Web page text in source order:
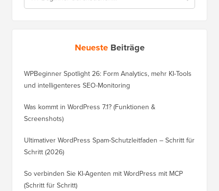
Neueste Beiträge
WPBeginner Spotlight 26: Form Analytics, mehr KI-Tools
und intelligenteres SEO-Monitoring
Was kommt in WordPress 7.1? (Funktionen &
Screenshots)
Ultimativer WordPress Spam-Schutzleitfaden – Schritt für
Schritt (2026)
So verbinden Sie KI-Agenten mit WordPress mit MCP
(Schritt für Schritt)